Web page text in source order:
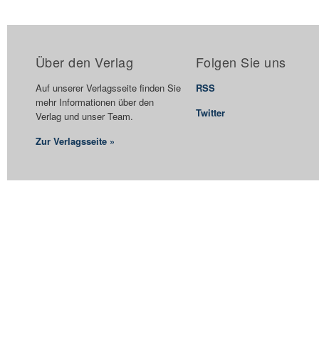
Über den Verlag
Auf unserer Verlagsseite finden Sie
mehr Informationen über den
Verlag und unser Team.
Zur Verlagsseite »
Folgen Sie uns
RSS
Twitter